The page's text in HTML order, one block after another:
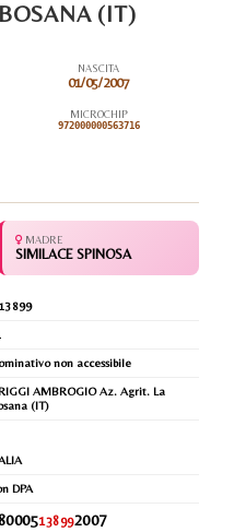
(IT)
NASCITA
01/05/2007
MICROCHIP
972000000563716
MADRE
SIMILACE SPINOSA
non accessibile
AMBROGIO Az. Agrit. La
(IT)
DPA
138992007